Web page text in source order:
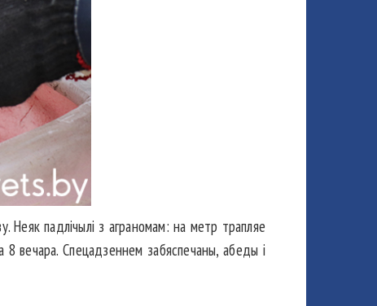
Неяк падлічылі з аграномам: на метр трапляе
8 вечара. Спецадзеннем забяспечаны, абеды і